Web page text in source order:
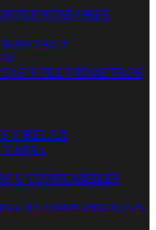
Y
Y PLUVIÓMETROS
Y RELAX
SPAS
Y CONSUMIBLES
Y COMPLEMENTOS